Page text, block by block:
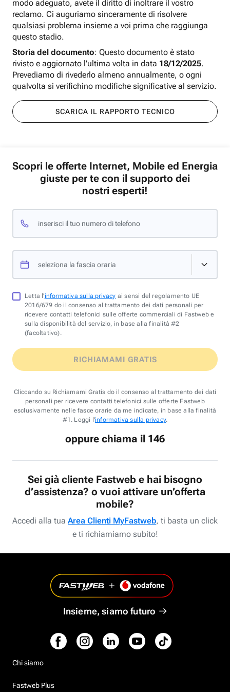
modo adeguato, avete il diritto di inoltrare il vostro
reclamo. Ci auguriamo sinceramente di risolvere
qualsiasi problema insieme a voi prima che raggiunga
questo stadio.
Storia del documento: Questo documento è stato
rivisto e aggiornato l'ultima volta in data 18/12/2025.
Prevediamo di rivederlo almeno annualmente, o ogni
qualvolta si verifichino modifiche significative al servizio.
SCARICA IL RAPPORTO TECNICO
Scopri le offerte Internet, Mobile ed Energia
giuste per te con il supporto dei
nostri esperti!
inserisci il tuo numero di telefono
seleziona la fascia oraria
Letta l'informativa sulla privacy ai sensi del regolamento UE
2016/679 do il consenso al trattamento dei dati personali per
ricevere contatti telefonici sulle offerte commerciali di Fastweb e
sulla disponibilità del servizio, in base alla finalità #2
(facoltativo).
RICHIAMAMI GRATIS
Cliccando su Richiamami Gratis do il consenso al trattamento dei dati
personali per ricevere contatti telefonici sulle offerte Fastweb
esclusivamente nelle fasce orarie da me indicate, in base alla finalità
#1. Leggi l'informativa sulla privacy.
oppure chiama il 146
Sei già cliente Fastweb e hai bisogno
d’assistenza? o vuoi attivare un’offerta
mobile?
Accedi alla tua Area Clienti MyFastweb, ti basta un click
e ti richiamiamo subito!
Insieme, siamo futuro
Chi siamo
Fastweb Plus